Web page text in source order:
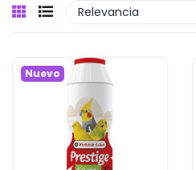
Relevancia
Nuevo